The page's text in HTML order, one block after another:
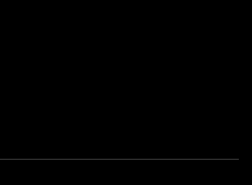
দুস্থ, অসহায় ও